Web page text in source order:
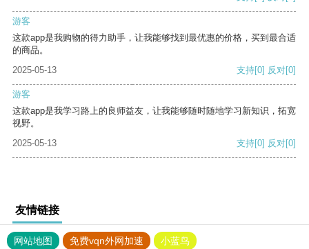
游客
这款app是我购物的得力助手，让我能够找到最优惠的价格，买到最合适
的商品。
2025-05-13
支持[0] 反对[0]
游客
这款app是我学习路上的良师益友，让我能够随时随地学习新知识，拓宽
视野。
2025-05-13
支持[0] 反对[0]
友情链接
网站地图 免费vqn外网加速
小蓝鸟